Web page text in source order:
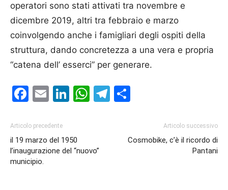
operatori sono stati attivati tra novembre e
dicembre 2019, altri tra febbraio e marzo
coinvolgendo anche i famigliari degli ospiti della
struttura, dando concretezza a una vera e propria
“catena dell’ esserci” per generare.
Facebook
EmailLinkedIn
WhatsApp
Telegram
Articolo precedente
il 19 marzo del 1950
l’inaugurazione del “nuovo”
municipio.
Articolo successivo
Cosmobike, c’è il ricordo di
Pantani